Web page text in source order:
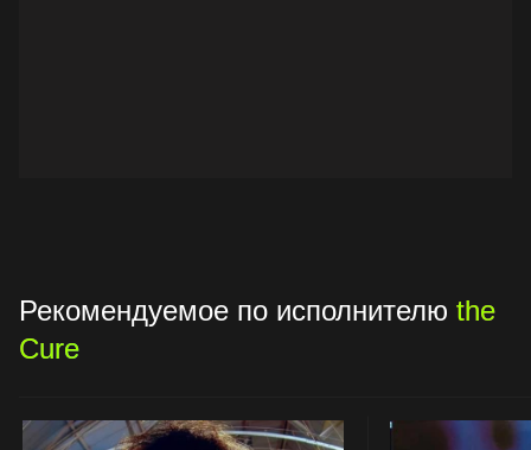
Рекомендуемое по исполнителю the
Cure